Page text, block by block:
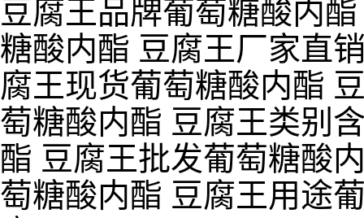
豆腐王品牌葡萄糖酸内
糖酸内酯 豆腐王厂家直
腐王现货葡萄糖酸内酯
萄糖酸内酯 豆腐王类别
酯 豆腐王批发葡萄糖酸
萄糖酸内酯 豆腐王用途